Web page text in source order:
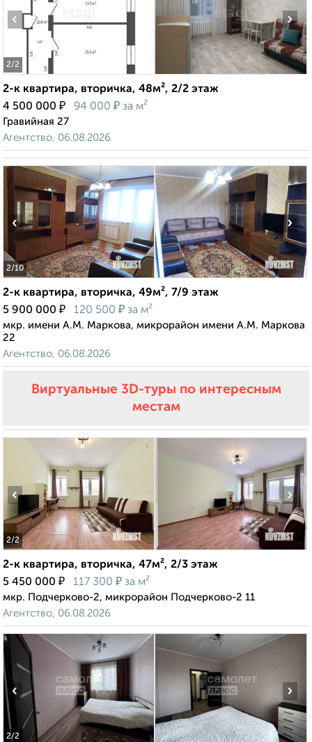
2/2
‹ ›
2-к квартира, вторичка, 48м², 2/2 этаж
4 500 000 ₽ 94 000 ₽ за м²
Гравийная 27
Агентство, 06.08.2026
2/10
‹ ›
2-к квартира, вторичка, 49м², 7/9 этаж
5 900 000 ₽ 120 500 ₽ за м²
мкр. имени А.М. Маркова, микрорайон имени А.М. Маркова
22
Агентство, 06.08.2026
Виртуальные 3D-туры по интересным
местам
2/2
‹ ›
2-к квартира, вторичка, 47м², 2/3 этаж
5 450 000 ₽ 117 300 ₽ за м²
мкр. Подчерково-2, микрорайон Подчерково-2 11
Агентство, 06.08.2026
2/2
‹ ›